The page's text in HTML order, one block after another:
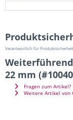
Verantwortlich für
22 mm
Fragen zum Artikel?
Weitere Artikel von